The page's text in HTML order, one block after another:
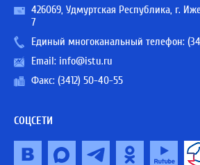
426069, Удмуртская Республика, г.
7
Единый многоканальный телефон:
Email: info@istu.ru
Факс: (3412) 50-40-55
СОЦСЕТИ